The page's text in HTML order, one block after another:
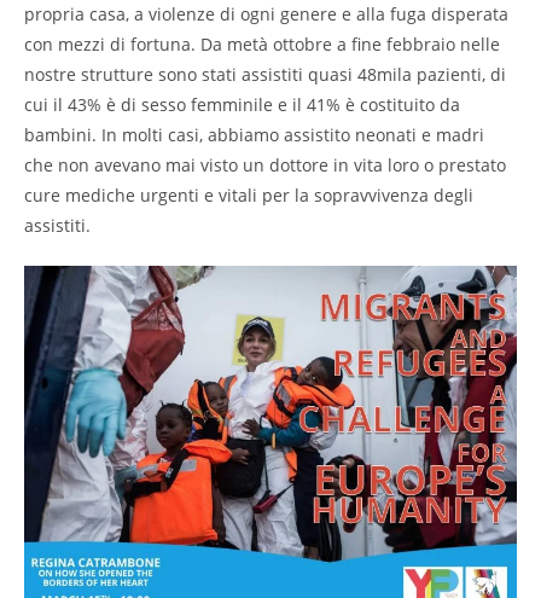
propria casa, a violenze di ogni genere e alla fuga disperata
con mezzi di fortuna. Da metà ottobre a fine febbraio nelle
nostre strutture sono stati assistiti quasi 48mila pazienti, di
cui il 43% è di sesso femminile e il 41% è costituito da
bambini. In molti casi, abbiamo assistito neonati e madri
che non avevano mai visto un dottore in vita loro o prestato
cure mediche urgenti e vitali per la sopravvivenza degli
assistiti.